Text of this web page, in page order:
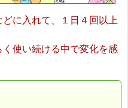
に入れて、１日４回以上
使い続ける中で変化を感